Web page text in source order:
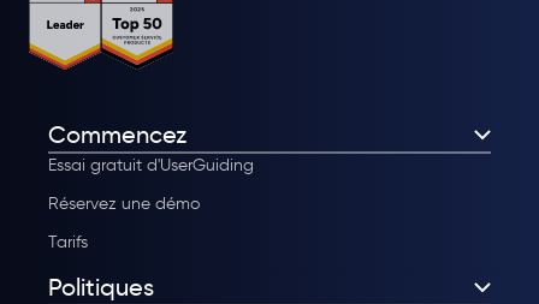
Commencez
Essai gratuit d'UserGuiding
Réservez une démo
Tarifs
Politiques